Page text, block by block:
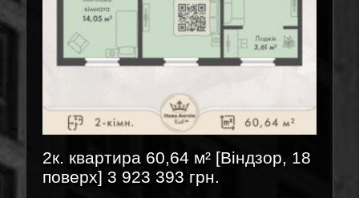
2к. квартира 60,64 м² [Віндзор, 18
поверх] 3 923 393 грн.